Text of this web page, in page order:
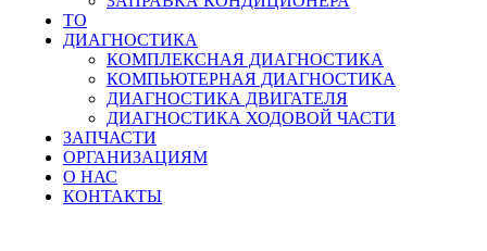
ТО
ДИАГНОСТИКА
КОМПЛЕКСНАЯ ДИАГНОСТИКА
КОМПЬЮТЕРНАЯ ДИАГНОСТИКА
ДИАГНОСТИКА ДВИГАТЕЛЯ
ДИАГНОСТИКА ХОДОВОЙ ЧАСТИ
ЗАПЧАСТИ
ОРГАНИЗАЦИЯМ
О НАС
КОНТАКТЫ